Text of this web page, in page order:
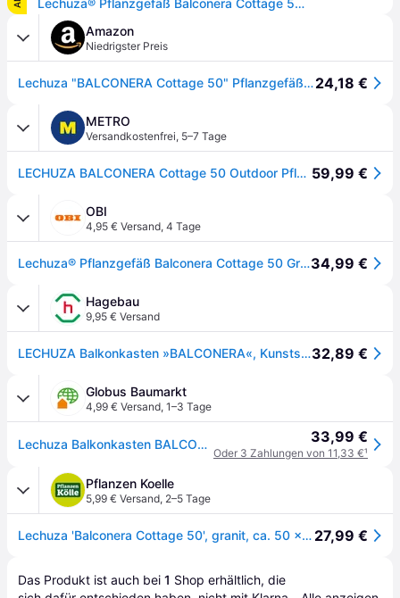
Lechuza® Pflanzgefäß Balconera Cottage 50 Granit 50 cm x 19 cm
Amazon
Niedrigster Preis
Lechuza "BALCONERA Cottage 50" Pflanzgefäß mit ERD-Bewässerungs-System, Granit, 50 x 19 x 19 cm24,18 €
METRO
Versandkostenfrei, 5–7 Tage
LECHUZA BALCONERA Cottage 50 Outdoor Pflanzgefäß Wand-montiert Polypropylen (PP) Grau 59,99 €
OBI
4,95 € Versand, 4 Tage
Lechuza® Pflanzgefäß Balconera Cottage 50 Granit 50 cm x 19 cm34,99 €
Hagebau
9,95 € Versand
LECHUZA Balkonkasten »BALCONERA«, Kunststoff, granit, rechteckig - grau32,89 €
Globus Baumarkt
4,99 € Versand, 1–3 Tage
Lechuza Balkonkasten BALCONERA Cottage 50 cm, granit 33,99 €
Oder 3 Zahlungen von 11,33 €¹
Pflanzen Koelle
5,99 € Versand, 2–5 Tage
Lechuza 'Balconera Cottage 50', granit, ca. 50 x 19 x H 19 cm 27,99 €
Das Produkt ist auch bei 1 Shop erhältlich, die